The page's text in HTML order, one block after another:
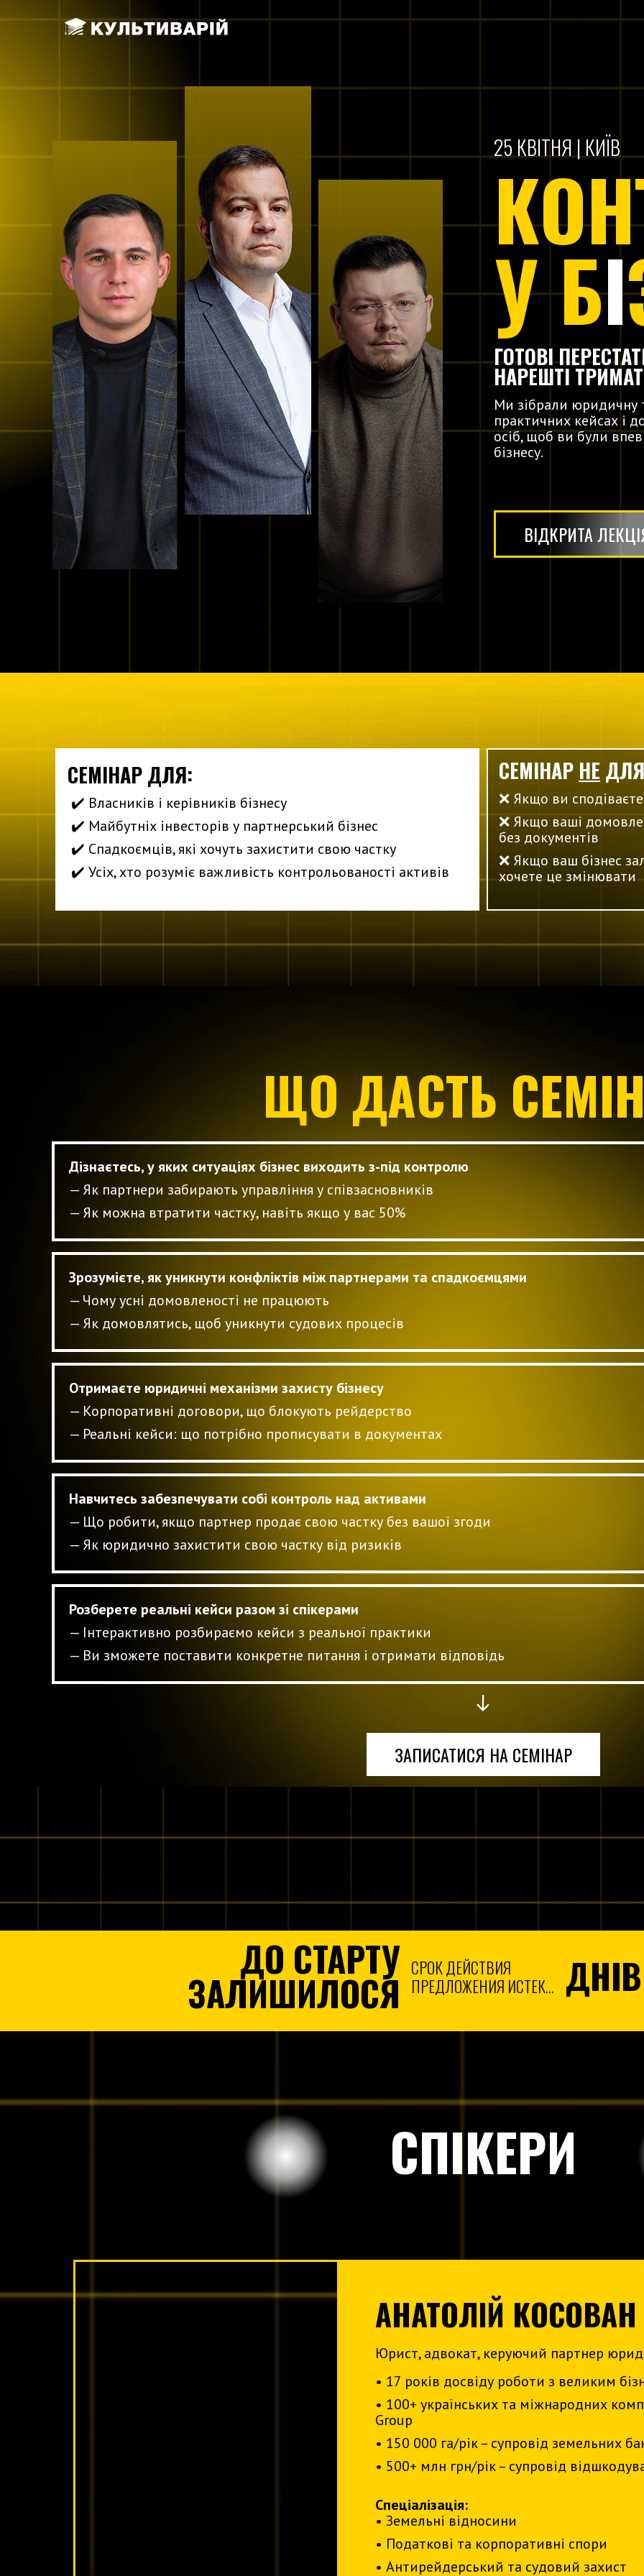
25 КВІТНЯ | КИЇВ
У БІ
ГОТОВІ
НАРЕШТІ
Ми зібрали юридичну
практичних кейсах і
осіб, щоб ви були
бізнесу.
ВІДКРИТА
СЕМІНАР ДЛЯ:
✔️ ‬Власників і керівників бізнесу
✔️ ‬Майбутніх інвесторів у партнерський бізнес
✔️ ‬Спадкоємців, які хочуть захистити свою частку
✔️ ‬Усіх, хто розуміє важливість контрольованості активів
СЕМІНАР НЕ
‭❌ ‬Якщо ви
❌ ‬Якщо ваші
без документів
❌ ‬Якщо ваш бізнес
хочете це змінювати
ЩО ДАСТЬ
Дізнаєтесь, у яких ситуаціях бізнес виходить з-під контролю
— Як партнери забирають управління у співзасновників
— Як можна втратити частку, навіть якщо у вас 50%
Зрозумієте, як уникнути конфліктів між партнерами та спадкоємцями
— Чому усні домовленості не працюють
— Як домовлятись, щоб уникнути судових процесів
Отримаєте юридичні механізми захисту бізнесу
— Корпоративні договори, що блокують рейдерство
— Реальні кейси: що потрібно прописувати в документах
Навчитесь забезпечувати собі контроль над активами
— Що робити, якщо партнер продає свою частку без вашої згоди
— Як юридично захистити свою частку від ризиків
Розберете реальні кейси разом зі спікерами
— Інтерактивно розбираємо кейси з реальної практики
— Ви зможете поставити конкретне питання і отримати відповідь
ЗАПИСАТИСЯ НА СЕМІНАР
ДО СТАРТУ
ЗАЛИШИЛОСЯ СРОК ДЕЙСТВИЯ
ПРЕДЛОЖЕНИЯ ИСТЕК... ДНІВ
СПІКЕРИ
АНАТОЛІЙ КОСОВАН
Юрист, адвокат, керуючий партнер
• 17 років досвіду роботи з великим
• 100+ українських та міжнародних
Group
• 150 000 га/рік – супровід земельних
• 500+ млн грн/рік – супровід
Спеціалізація:
• Земельні відносини
• Податкові та корпоративні спори
• Антирейдерський та судовий захист